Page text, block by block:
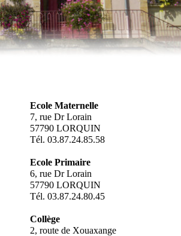
Ecole Maternelle
7, rue Dr Lorain
57790 LORQUIN
Tél. 03.87.24.85.58
Ecole Primaire
6, rue Dr Lorain
57790 LORQUIN
Tél. 03.87.24.80.45
Collège
2, route de Xouaxange